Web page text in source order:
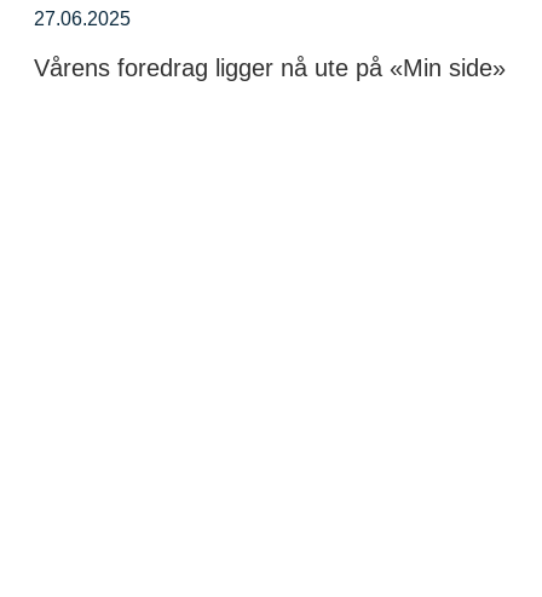
27.06.2025
Vårens foredrag ligger nå ute på «Min side»